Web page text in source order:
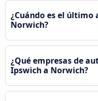
¿Cuándo es el último
Norwich?
¿Qué empresas de
Ipswich a Norwich?